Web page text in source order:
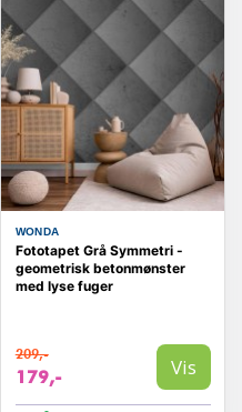
WONDA
Fototapet Grå Symmetri -
geometrisk betonmønster
med lyse fuger
209,-
179,- Vis